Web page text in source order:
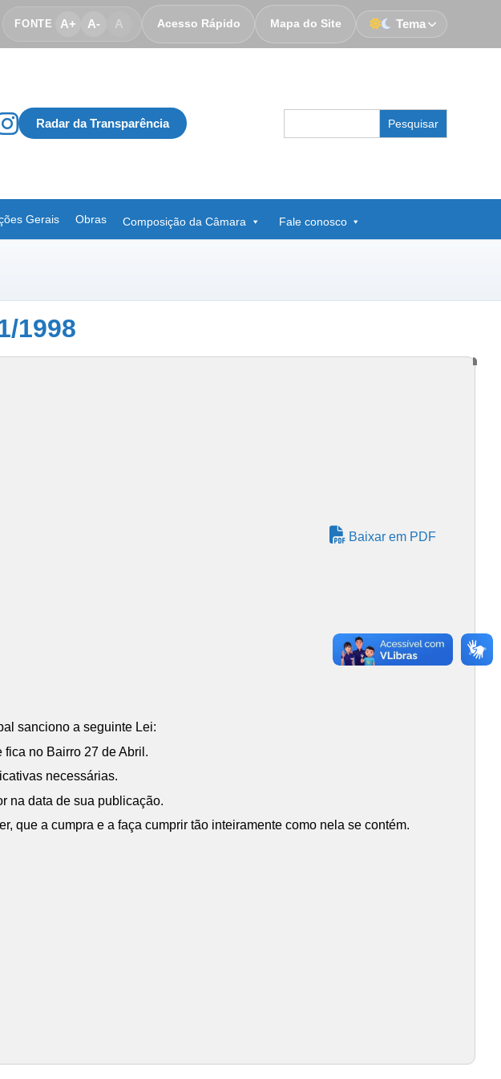
FONTE A+ A- A Acesso Rápido Mapa do Site Tema
Radar da Transparência
for:
Gerais Obras Composição da Câmara Fale conosco
1998
Baixar em PDF
sanciono a seguinte Lei:
fica no Bairro 27 de Abril.
necessárias.
na data de sua publicação.
que a cumpra e a faça cumprir tão inteiramente como nela se contém.